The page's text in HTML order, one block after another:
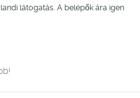
látogatás. A belépők ára igen